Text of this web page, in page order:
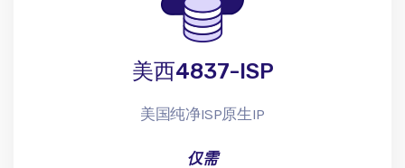
美西4837-ISP
美国纯净ISP原生IP
仅需